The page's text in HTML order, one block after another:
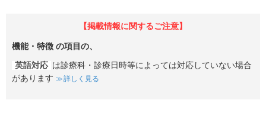
【掲載情報に関するご注意】
機能・特徴 の項目の、
英語対応 は診療科・診療日時等によっては対応していない場合
があります
詳しく見る